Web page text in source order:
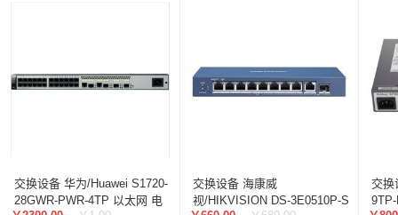
交换设备 华为/Huawei S1720-
28GWR-PWR-4TP 以太网 电
交换设备 海康威
视/HIKVISION DS-3E0510P-S
交换